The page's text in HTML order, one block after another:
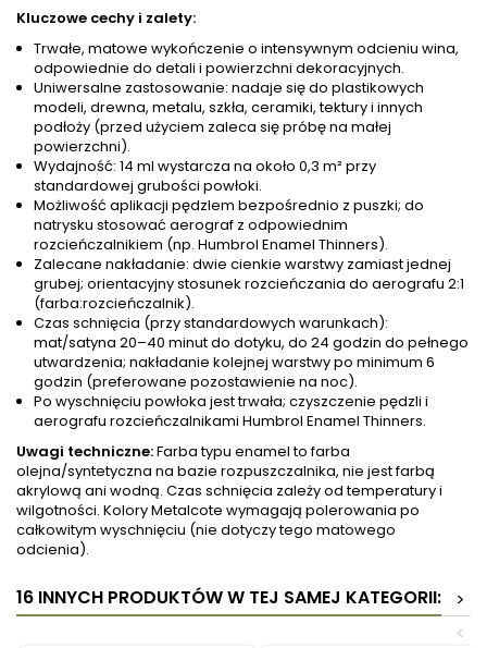
Kluczowe cechy i zalety:
Trwałe, matowe wykończenie o intensywnym odcieniu wina,
odpowiednie do detali i powierzchni dekoracyjnych.
Uniwersalne zastosowanie: nadaje się do plastikowych
modeli, drewna, metalu, szkła, ceramiki, tektury i innych
podłoży (przed użyciem zaleca się próbę na małej
powierzchni).
Wydajność: 14 ml wystarcza na około 0,3 m² przy
standardowej grubości powłoki.
Możliwość aplikacji pędzlem bezpośrednio z puszki; do
natrysku stosować aerograf z odpowiednim
rozcieńczalnikiem (np. Humbrol Enamel Thinners).
Zalecane nakładanie: dwie cienkie warstwy zamiast jednej
grubej; orientacyjny stosunek rozcieńczania do aerografu 2:1
(farba:rozcieńczalnik).
Czas schnięcia (przy standardowych warunkach):
mat/satyna 20–40 minut do dotyku, do 24 godzin do pełnego
utwardzenia; nakładanie kolejnej warstwy po minimum 6
godzin (preferowane pozostawienie na noc).
Po wyschnięciu powłoka jest trwała; czyszczenie pędzli i
aerografu rozcieńczalnikami Humbrol Enamel Thinners.
Uwagi techniczne:Farba typu enamel to farba
olejna/syntetyczna na bazie rozpuszczalnika, nie jest farbą
akrylową ani wodną. Czas schnięcia zależy od temperatury i
wilgotności. Kolory Metalcote wymagają polerowania po
całkowitym wyschnięciu (nie dotyczy tego matowego
odcienia).
16 INNYCH PRODUKTÓW W TEJ SAMEJ KATEGORII:
>
<